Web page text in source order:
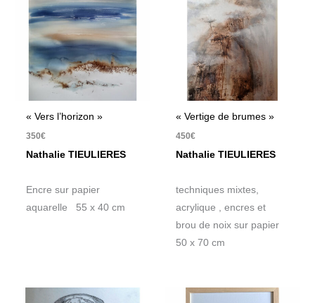
« Vers l’horizon »
350€
Nathalie TIEULIERES
Encre sur papier
aquarelle 55 x 40 cm
« Vertige de brumes »
450€
Nathalie TIEULIERES
techniques mixtes,
acrylique , encres et
brou de noix sur papier
50 x 70 cm